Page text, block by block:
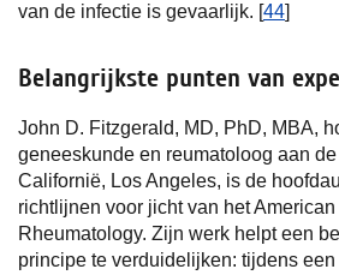
van de infectie is gevaarlijk. [44]
Belangrijkste punten van
John D. Fitzgerald, MD, PhD, MBA,
geneeskunde en reumatoloog aan
Californië, Los Angeles, is de
richtlijnen voor jicht van het
Rheumatology. Zijn werk helpt een
principe te verduidelijken: tijdens